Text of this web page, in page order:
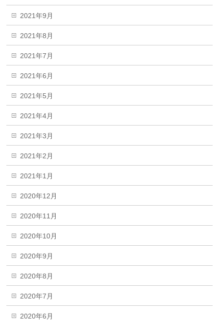
2021年9月
2021年8月
2021年7月
2021年6月
2021年5月
2021年4月
2021年3月
2021年2月
2021年1月
2020年12月
2020年11月
2020年10月
2020年9月
2020年8月
2020年7月
2020年6月